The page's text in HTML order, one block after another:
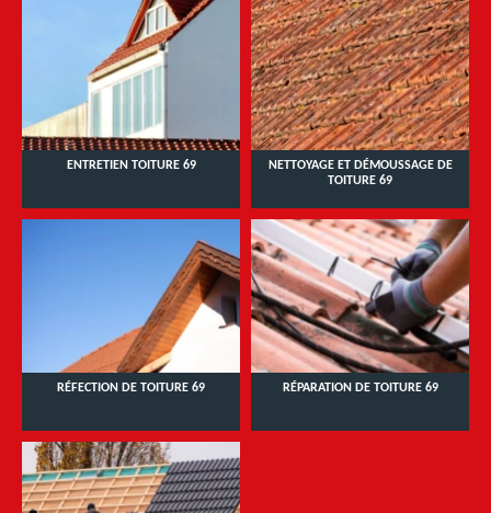
ENTRETIEN TOITURE 69
NETTOYAGE ET DÉMOUSSAGE DE
TOITURE 69
RÉFECTION DE TOITURE 69 RÉPARATION DE TOITURE 69